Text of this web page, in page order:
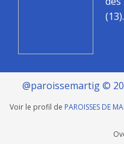
(13).
@paroissemartig ©
Voir le profil de PAROISSES DE